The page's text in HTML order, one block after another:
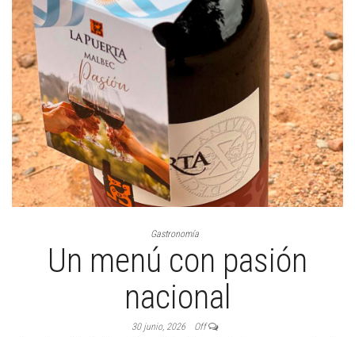
Gastronomía
Un menú con pasión
nacional
30 junio, 2026 Off